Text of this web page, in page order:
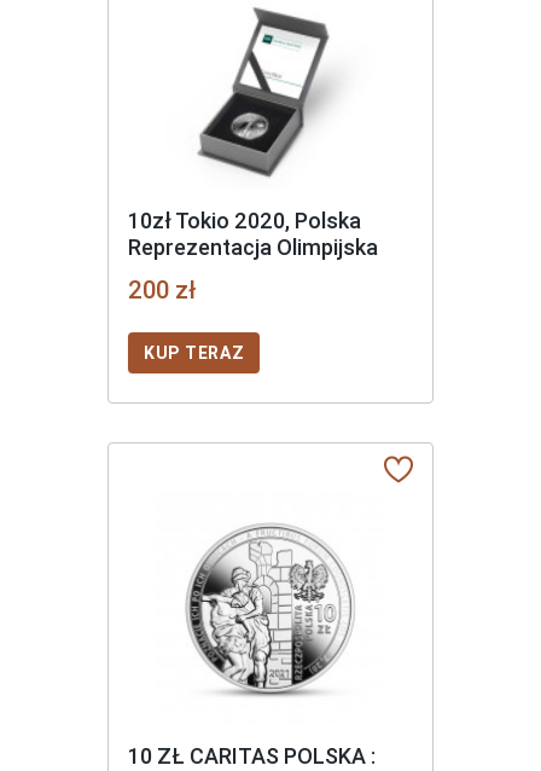
10zł Tokio 2020, Polska
Reprezentacja Olimpijska
200 zł
KUP TERAZ
10 ZŁ CARITAS POLSKA :